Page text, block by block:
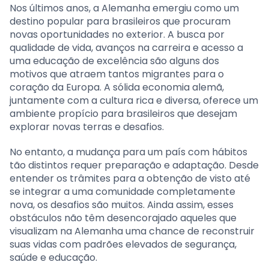
Nos últimos anos, a Alemanha emergiu como um
destino popular para brasileiros que procuram
novas oportunidades no exterior. A busca por
qualidade de vida, avanços na carreira e acesso a
uma educação de excelência são alguns dos
motivos que atraem tantos migrantes para o
coração da Europa. A sólida economia alemã,
juntamente com a cultura rica e diversa, oferece um
ambiente propício para brasileiros que desejam
explorar novas terras e desafios.
No entanto, a mudança para um país com hábitos
tão distintos requer preparação e adaptação. Desde
entender os trâmites para a obtenção de visto até
se integrar a uma comunidade completamente
nova, os desafios são muitos. Ainda assim, esses
obstáculos não têm desencorajado aqueles que
visualizam na Alemanha uma chance de reconstruir
suas vidas com padrões elevados de segurança,
saúde e educação.